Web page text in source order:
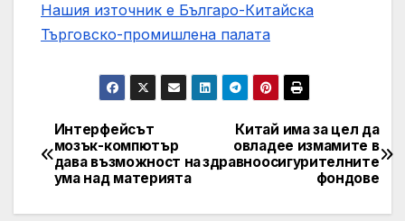
Нашия източник е Българо-Китайска
Търговско-промишлена палaта
Post
navigation
Китай има за цел да
овладее измамите в
здравноосигурителните
фондове
Интерфейсът
мозък-компютър
дава възможност на
ума над материята